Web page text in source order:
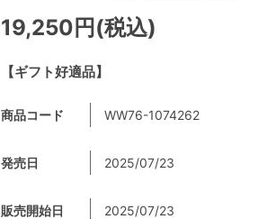
【ギフト好適品】
19,250円(税込)
商品コード WW76-1074262
発売日 2025/07/23
販売開始日 2025/07/23